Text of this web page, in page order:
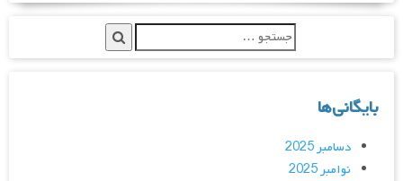
بایگانی‌ها
دسامبر 2025
نوامبر 2025